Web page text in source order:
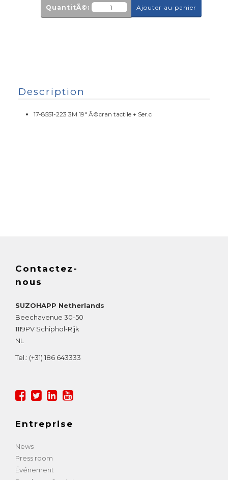
QuantitÃ©: Ajouter au panier
Description
17-8551-223 3M 19" Ã©cran tactile + Ser.c
Contactez-
nous
SUZOHAPP Netherlands
Beechavenue 30-50
1119PV Schiphol-Rijk
NL
Tel.: (+31) 186 643333
Entreprise
News
Press room
Événement